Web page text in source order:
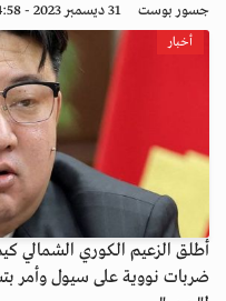
جسور بوست 31 ديسمبر 2023 - 14:58
أخبار
أطلق الزعيم الكوري الشمالي
ضربات نووية على سيول وأمر